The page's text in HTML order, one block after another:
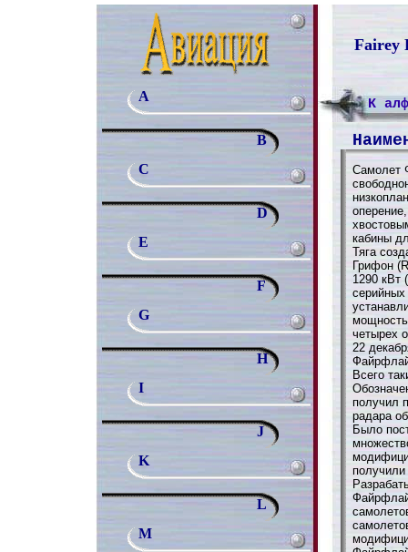
Fairey
A
B
C
D
E
F
G
H
I
J
K
L
M
К
Самолет
кабины
Тяга
Грифон
1290 кВт
четырех
22
Всего
получил
радара
Было